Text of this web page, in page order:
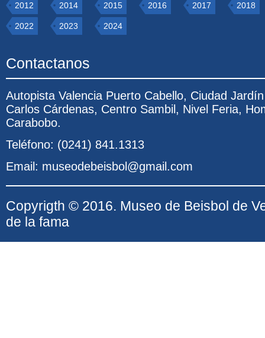
2012 2014 2015 2016 2017 2018
2022 2023 2024
Contactanos
Autopista Valencia Puerto Cabello, Ciudad
Carlos Cárdenas, Centro Sambil, Nivel Feria,
Carabobo.
Teléfono: (0241) 841.1313
Email: museodebeisbol@gmail.com
Copyrigth © 2016. Museo de Beisbol de
de la fama